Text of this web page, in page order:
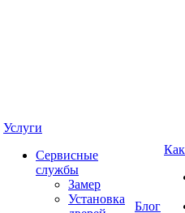
Услуги
Сервисные
службы
Замер
Установка
Блог